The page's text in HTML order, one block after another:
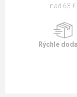
nad 63 €
Rýchle